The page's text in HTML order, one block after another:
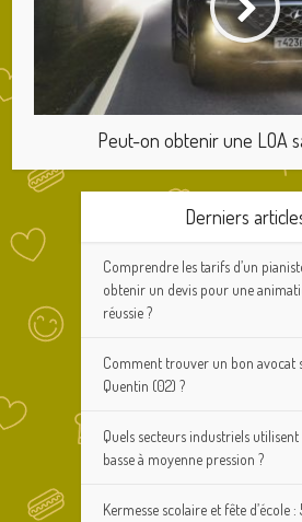
Peut-on obtenir une LOA
Derniers
Comprendre les tarifs d’un
obtenir un devis pour une
réussie ?
Comment trouver un bon avocat
Quentin (02) ?
Quels secteurs industriels
basse à moyenne pression ?
Kermesse scolaire et fête d’école :